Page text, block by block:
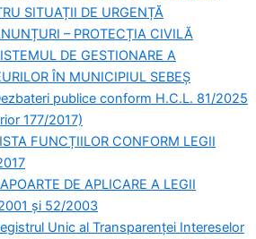
SITUAȚII DE URGENȚĂ
– PROTECȚIA CIVILĂ
DE GESTIONARE A
ÎN MUNICIPIUL SEBEȘ
publice conform H.C.L. 81/2025
177/2017)
FUNCȚIILOR CONFORM LEGII
DE APLICARE A LEGII
și 52/2003
Unic al Transparenței Intereselor